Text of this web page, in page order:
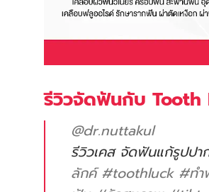
รีวิวจัดฟันกับ
@dr.nuttakul
รีวิวเคส จัดฟันแก้รูปปา
ลักค์ #toothluck #ทํา